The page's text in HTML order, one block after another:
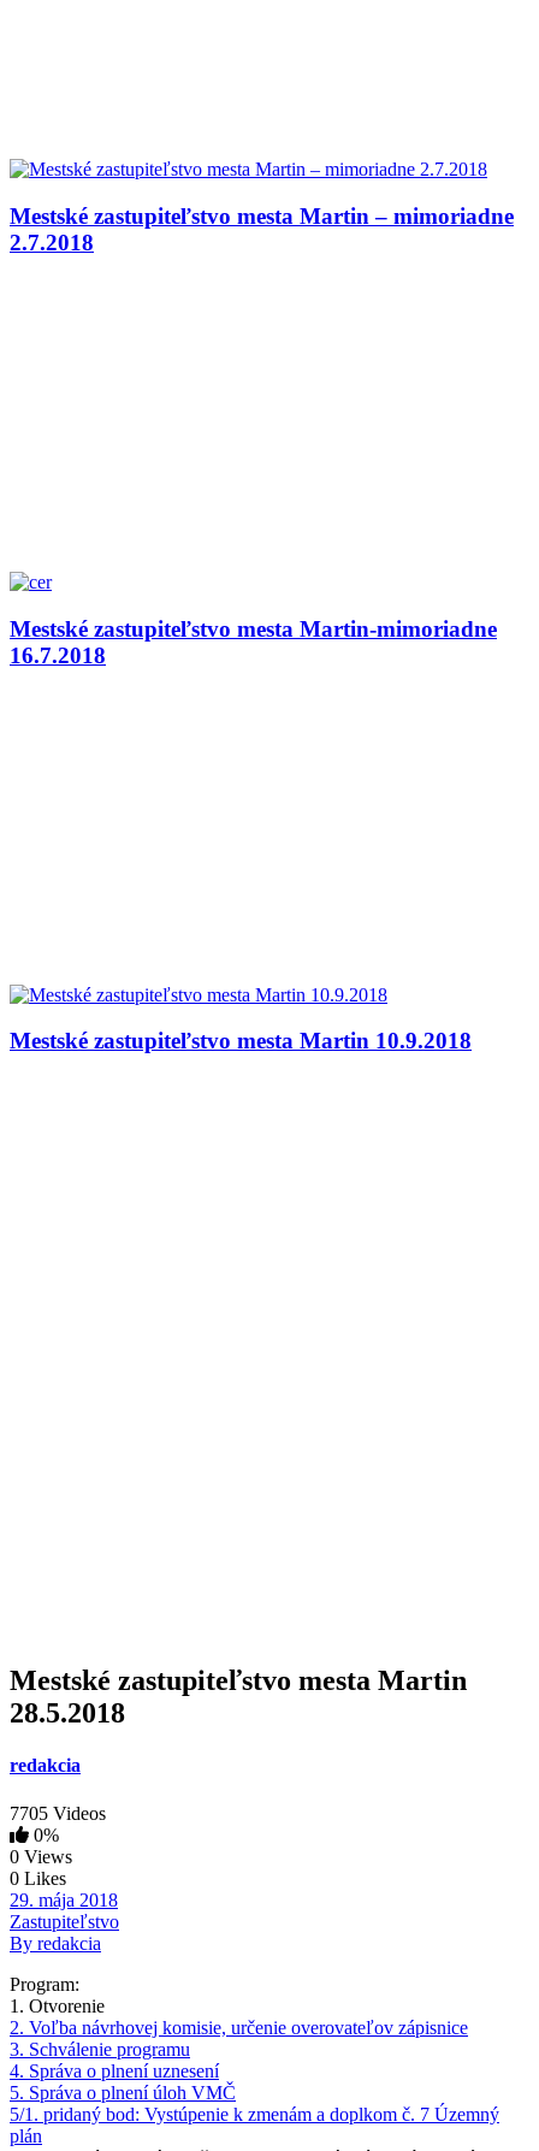
Mestské zastupiteľstvo mesta Martin – mimoriadne
2.7.2018
Mestské zastupiteľstvo mesta Martin-mimoriadne
16.7.2018
Mestské zastupiteľstvo mesta Martin 10.9.2018
Mestské zastupiteľstvo mesta Martin
28.5.2018
redakcia
7705 Videos
0%
0 Views
0 Likes
29. mája 2018
Zastupiteľstvo
By redakcia
Program:
1. Otvorenie
2. Voľba návrhovej komisie, určenie overovateľov zápisnice
3. Schválenie programu
4. Správa o plnení uznesení
5. Správa o plnení úloh VMČ
5/1. pridaný bod: Vystúpenie k zmenám a doplkom č. 7 Územný
plán